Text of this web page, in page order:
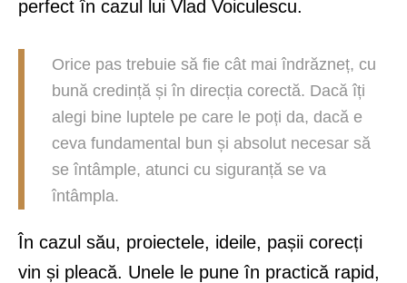
perfect în cazul lui Vlad Voiculescu.
Orice pas trebuie să fie cât mai îndrăzneț, cu
bună credință și în direcția corectă. Dacă îți
alegi bine luptele pe care le poți da, dacă e
ceva fundamental bun și absolut necesar să
se întâmple, atunci cu siguranță se va
întâmpla.
În cazul său, proiectele, ideile, pașii corecți
vin și pleacă. Unele le pune în practică rapid,